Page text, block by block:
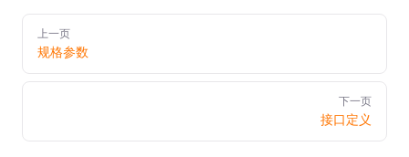
Pager上一页
规格参数
下一页
接口定义